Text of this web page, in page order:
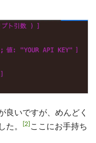
良いですが、めんどく
。
2 ここにお手持ち